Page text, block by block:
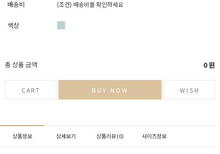
배송비 (조건) 배송비를 확인하세요
색상
총 상품 금액 0원
CART BUY NOW WISH
상품정보 상세보기 상품리뷰 (0) 사이즈정보